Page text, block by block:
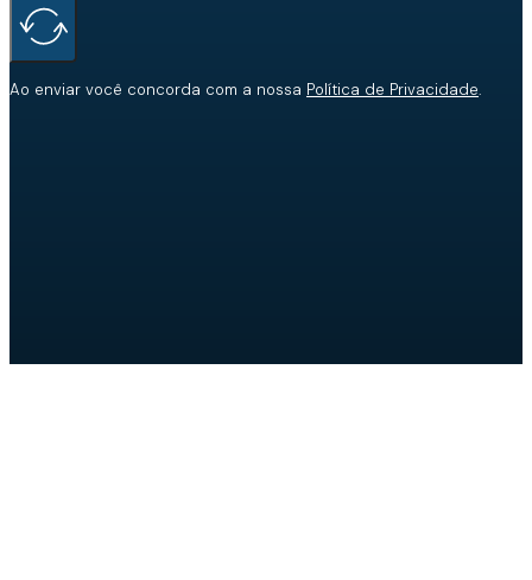
Ao enviar você concorda com a nossa Política de Privacidade.